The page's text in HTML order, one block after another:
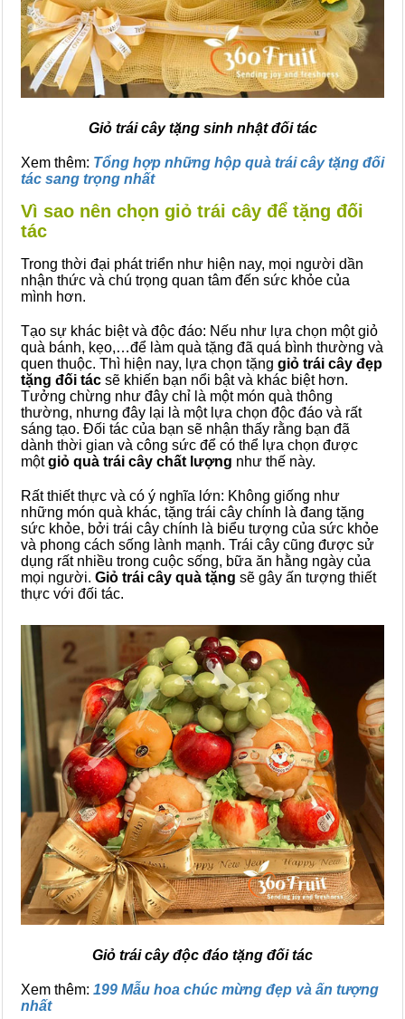
Giỏ trái cây tặng sinh nhật đối tác
Xem thêm: Tổng hợp những hộp quà trái cây tặng đối
tác sang trọng nhất
Vì sao nên chọn giỏ trái cây để tặng đối
tác
Trong thời đại phát triển như hiện nay, mọi người dần
nhận thức và chú trọng quan tâm đến sức khỏe của
mình hơn.
Tạo sự khác biệt và độc đáo: Nếu như lựa chọn một giỏ
quà bánh, kẹo,…để làm quà tặng đã quá bình thường và
quen thuộc. Thì hiện nay, lựa chọn tặng giỏ trái cây đẹp
tặng đối tác sẽ khiến bạn nổi bật và khác biệt hơn.
Tưởng chừng như đây chỉ là một món quà thông
thường, nhưng đây lại là một lựa chọn độc đáo và rất
sáng tạo. Đối tác của bạn sẽ nhận thấy rằng bạn đã
dành thời gian và công sức để có thể lựa chọn được
mộtgiỏ quà trái cây chất lượng như thế này.
Rất thiết thực và có ý nghĩa lớn: Không giống như
những món quà khác, tặng trái cây chính là đang tặng
sức khỏe, bởi trái cây chính là biểu tượng của sức khỏe
và phong cách sống lành mạnh. Trái cây cũng được sử
dụng rất nhiều trong cuộc sống, bữa ăn hằng ngày của
mọi người. Giỏ trái cây quà tặng sẽ gây ấn tượng thiết
thực với đối tác.
Giỏ trái cây độc đáo tặng đối tác
Xem thêm: 199 Mẫu hoa chúc mừng đẹp và ấn tượng
nhất